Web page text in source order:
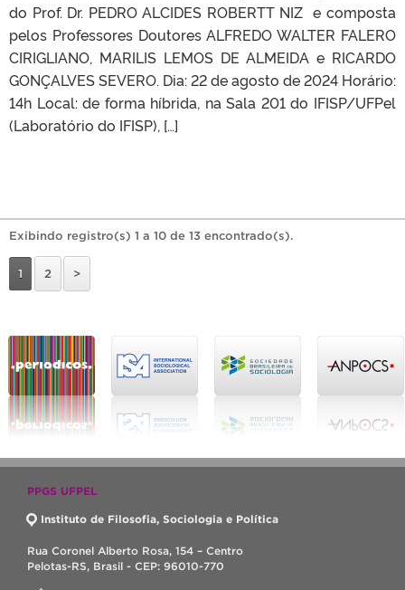
do Prof. Dr. PEDRO ALCIDES ROBERTT NIZ e composta
pelos Professores Doutores ALFREDO WALTER FALERO
CIRIGLIANO, MARILIS LEMOS DE ALMEIDA e RICARDO
GONÇALVES SEVERO. Dia: 22 de agosto de 2024 Horário:
14h Local: de forma híbrida, na Sala 201 do IFISP/UFPel
(Laboratório do IFISP), […]
Exibindo registro(s) 1 a 10 de 13 encontrado(s).
1 2 >
PPGS UFPEL
Instituto de Filosofia, Sociologia e Política
Rua Coronel Alberto Rosa, 154 – Centro
Pelotas-RS, Brasil - CEP: 96010-770